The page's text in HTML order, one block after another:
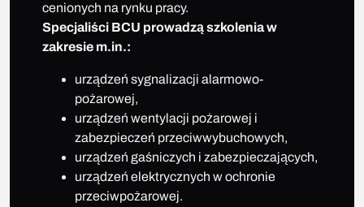
cenionych na rynku pracy.
Specjaliści BCU prowadzą szkolenia w
zakresie m.in.:
urządzeń sygnalizacji alarmowo-
pożarowej,
urządzeń wentylacji pożarowej i
zabezpieczeń przeciwwybuchowych,
urządzeń gaśniczych i zabezpieczających,
urządzeń elektrycznych w ochronie
przeciwpożarowej.